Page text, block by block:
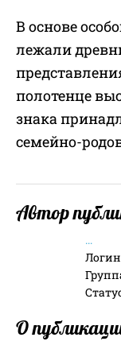
В основе
лежали
полотенце
знака
семейно-
Автор
...
О